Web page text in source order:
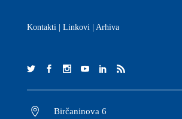
Kontakti Linkovi Arhiva
Birčaninova 6